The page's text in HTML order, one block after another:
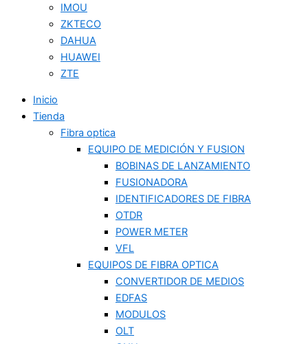
IMOU
ZKTECO
DAHUA
HUAWEI
ZTE
Inicio
Tienda
Fibra optica
EQUIPO DE MEDICIÓN Y FUSION
BOBINAS DE LANZAMIENTO
FUSIONADORA
IDENTIFICADORES DE FIBRA
OTDR
POWER METER
VFL
EQUIPOS DE FIBRA OPTICA
CONVERTIDOR DE MEDIOS
EDFAS
MODULOS
OLT